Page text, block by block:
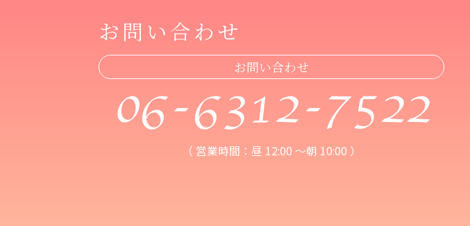
お問い合わせ
お問い合わせ
06-6312-7522
（ 営業時間：昼 12:00 ～朝 10:00 ）